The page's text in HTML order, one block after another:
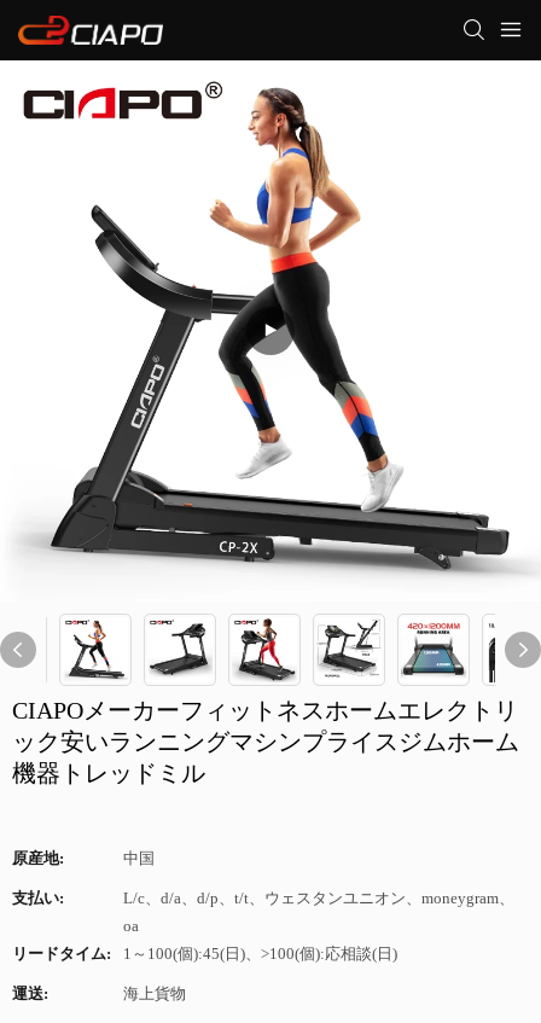
CIAPOメーカーフィットネスホームエレクトリ
ック安いランニングマシンプライスジムホーム
機器トレッドミル
原産地: 中国
支払い:
L/c、d/a、d/p、t/t、ウェスタンユニオン、moneygram、
oa
リードタイム:
1～100(個):45(日)、>100(個):応相談(日)
運送: 海上貨物